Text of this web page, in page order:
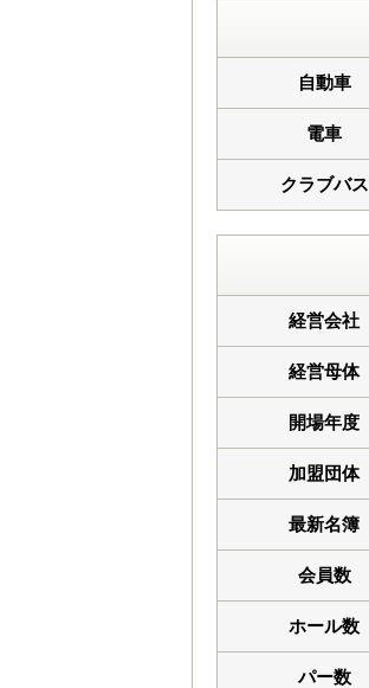
自動車
電車
クラブバス
経営会社
経営母体
開場年度
加盟団体
最新名簿
会員数
ホール数
パー数